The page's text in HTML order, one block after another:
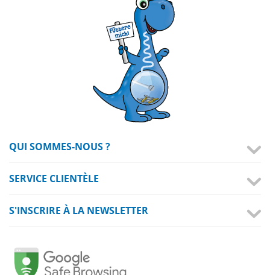
QUI SOMMES-NOUS ?
SERVICE CLIENTÈLE
S'INSCRIRE À LA NEWSLETTER